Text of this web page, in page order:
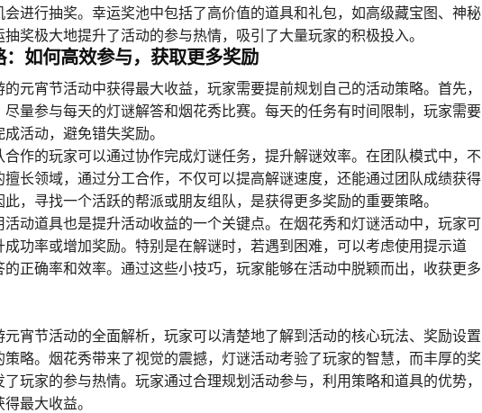
会进行抽奖。幸运奖池中包括了高价值的道具和礼包，如高级藏宝图、神秘
奖极大地提升了活动的参与热情，吸引了大量玩家的积极投入。
如何高效参与，获取更多奖励
元宵节活动中获得最大收益，玩家需要提前规划自己的活动策略。首先，
尽量参与每天的灯谜解答和烟花秀比赛。每天的任务有时间限制，玩家需要
活动，避免错失奖励。
合作的玩家可以通过协作完成灯谜任务，提升解谜效率。在团队模式中，不
擅长领域，通过分工合作，不仅可以提高解谜速度，还能通过团队成绩获得
，寻找一个活跃的帮派或朋友组队，是获得更多奖励的重要策略。
活动道具也是提升活动收益的一个关键点。在烟花秀和灯谜活动中，玩家可
成功率或增加奖励。特别是在解谜时，若遇到困难，可以考虑使用提示道
的正确率和效率。通过这些小技巧，玩家能够在活动中脱颖而出，收获更多
元宵节活动的全面解析，玩家可以清楚地了解到活动的核心玩法、奖励设置
策略。烟花秀带来了视觉的震撼，灯谜活动考验了玩家的智慧，而丰厚的奖
玩家的参与热情。玩家通过合理规划活动参与，利用策略和道具的优势，
最大收益。